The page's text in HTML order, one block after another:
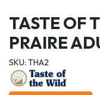
TASTE OF
PRAIRE
SKU: THA2